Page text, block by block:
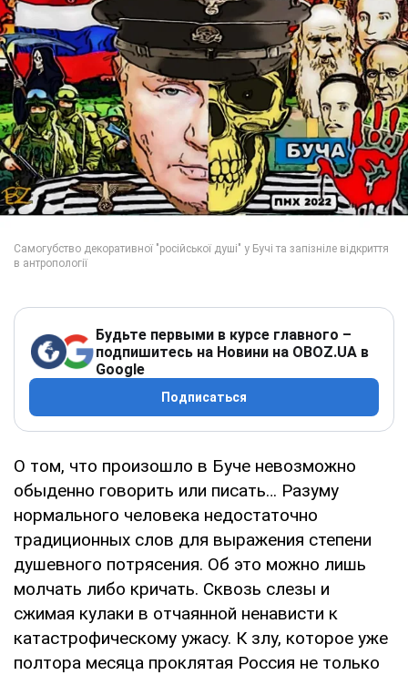
Будьте первыми в курсе главного –
подпишитесь на Новини на OBOZ.UA в
Google
Подписаться
О том, что произошло в Буче невозможно
обыденно говорить или писать… Разуму
нормального человека недостаточно
традиционных слов для выражения степени
душевного потрясения. Об это можно лишь
молчать либо кричать. Сквозь слезы и
сжимая кулаки в отчаянной ненависти к
катастрофическому ужасу. К злу, которое уже
полтора месяца проклятая Россия не только